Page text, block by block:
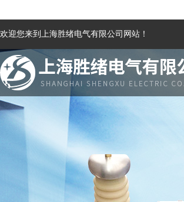
欢迎您来到上海胜绪电气有限公司网站！